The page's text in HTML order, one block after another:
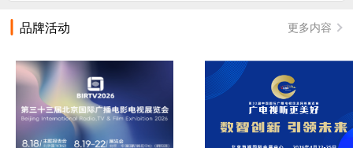
品牌活动 更多内容